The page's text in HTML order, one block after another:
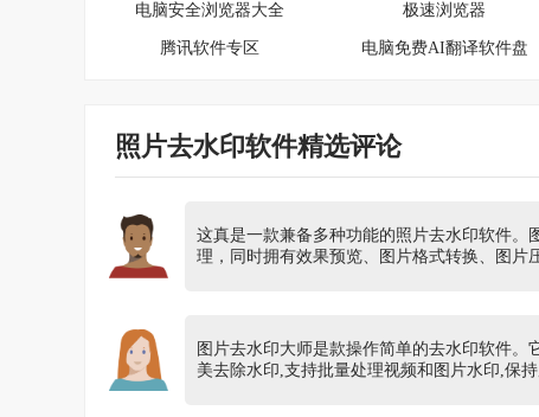
电脑安全浏览器大全 极速浏览器
腾讯软件专区 电脑免费AI翻译软件盘点
照片去水印软件精选评论
这真是一款兼备多种功能的照片去水印软件。
理，同时拥有效果预览、图片格式转换、图片
图片去水印大师是款操作简单的去水印软件
美去除水印,支持批量处理视频和图片水印,保